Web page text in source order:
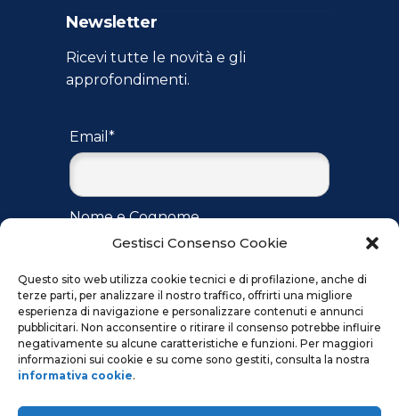
Gestisci Consenso Cookie
Questo sito web utilizza cookie tecnici e di profilazione, anche di
terze parti, per analizzare il nostro traffico, offrirti una migliore
esperienza di navigazione e personalizzare contenuti e annunci
pubblicitari. Non acconsentire o ritirare il consenso potrebbe influire
negativamente su alcune caratteristiche e funzioni. Per maggiori
informazioni sui cookie e su come sono gestiti, consulta la nostra
informativa cookie.
Newsletter
Ricevi tutte le novità e gli
approfondimenti.
Email*
Nome e Cognome
Accettol'informativaper il
trattamento dei dati ai sensi del
regolamento UE 2016/679